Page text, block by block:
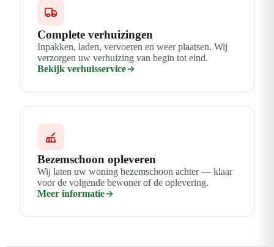
Complete verhuizingen
Inpakken, laden, vervoeren en weer plaatsen. Wij
verzorgen uw verhuizing van begin tot eind.
Bekijk verhuisservice
Bezemschoon opleveren
Wij laten uw woning bezemschoon achter — klaar
voor de volgende bewoner of de oplevering.
Meer informatie